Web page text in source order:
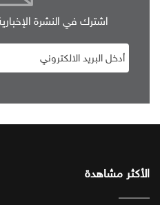
اشترك في النشرة
الأكثر مشاهدة